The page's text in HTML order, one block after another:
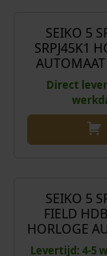
SEIKO 5
SRPJ45K1
Direct
SEIKO 5
FIELD
HORLOGE
Levertijd: 4-5